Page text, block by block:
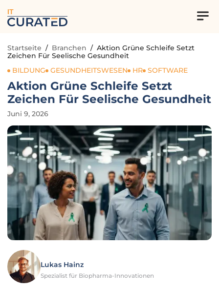
IT
Startseite / Branchen / Aktion Grüne Schleife Setzt
Zeichen Für Seelische Gesundheit
BILDUNG
GESUNDHEITSWESEN HR SOFTWARE
Aktion Grüne Schleife Setzt
Zeichen Für Seelische Gesundheit
Juni 9, 2026
Lukas Hainz
Spezialist für Biopharma-Innovationen